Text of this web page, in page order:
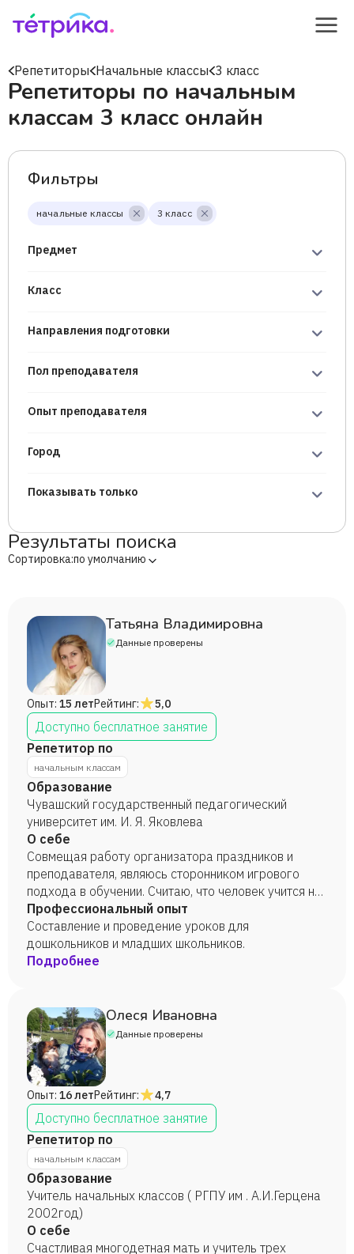
Репетиторы Начальные классы 3 класс
Репетиторы по начальным
классам 3 класс онлайн
Результаты поиска
Сортировка:по умолчанию
Татьяна Владимировна
Данные проверены
Опыт: 15 летРейтинг: 5,0
Доступно бесплатное занятие
Репетитор по
начальным классам
Образование
Чувашский государственный педагогический
университет им. И. Я. Яковлева
О себе
Совмещая работу организатора праздников и
преподавателя, являюсь сторонником игрового
подхода в обучении. Считаю, что человек учится на
протяжении всей жизни, поэтому мне нравится
вдохновлять детей на обучение с увлечением.
Профессиональный опыт
Составление и проведение уроков для
дошкольников и младших школьников.
Подробнее
Олеся Ивановна
Данные проверены
Опыт: 16 летРейтинг: 4,7
Доступно бесплатное занятие
Репетитор по
начальным классам
Образование
Учитель начальных классов ( РГПУ им . А.И.Герцена
2002год)
О себе
Счастливая многодетная мать и учитель трех
Фильтры
начальные классы 3 класс
Предмет
Класс
Направления подготовки
Пол преподавателя
Опыт преподавателя
Город
Показывать только